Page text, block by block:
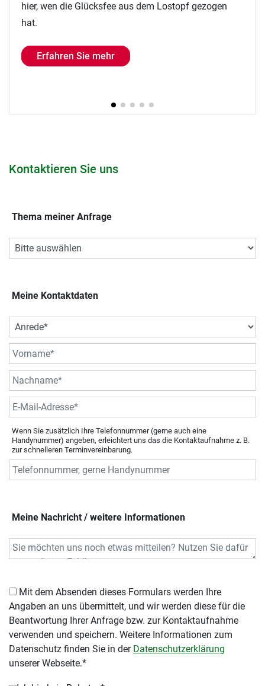
Zukunft der Reha erschienen. Jetzt reinlesen!
Kontaktieren Sie uns
Thema meiner Anfrage
Meine Kontaktdaten
Wenn Sie zusätzlich Ihre Telefonnummer (gerne auch eine
Handynummer) angeben, erleichtert uns das die Kontaktaufnahme z. B.
zur schnelleren Terminvereinbarung.
Meine Nachricht / weitere Informationen
Angaben an uns übermittelt, und wir werden diese für die
Beantwortung Ihrer Anfrage bzw. zur Kontaktaufnahme
verwenden und speichern. Weitere Informationen zum
Datenschutz finden Sie in der Datenschutzerklärung
unserer Webseite.*